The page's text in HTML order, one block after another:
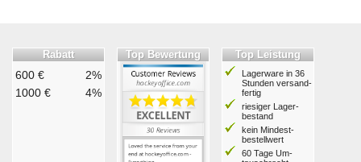
Rabatt
600 €
2%
1000 €
4%
Top Bewertung Top Leistung
Lagerware in 36
Stunden ver­sand­
fertig
riesiger Lager­
bestand
kein Mindest­
bestell­wert
60 Tage Um­